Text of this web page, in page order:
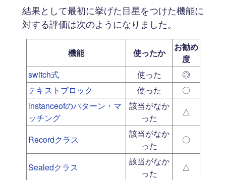
結果として最初に挙げた目星をつけた機能に
対する評価は次のようになりました。
機能 使ったか
お勧め
度
switch式
使った
◎
テキストブロック
使った
〇
instanceofのパターン・マ
ッチング
該当がなか
った
△
Recordクラス
該当がなか
った
〇
Sealedクラス
該当がなか
った
△